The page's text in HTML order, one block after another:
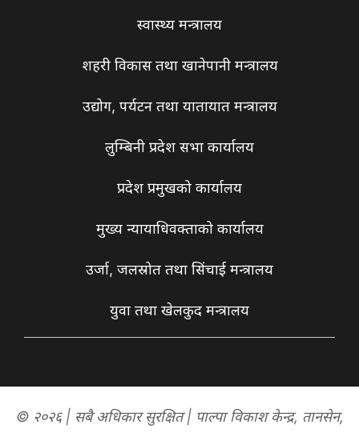
स्वास्थ्य मन्त्रालय
शहरी विकास तथा खानेपानी मन्त्रालय
उद्योग, पर्यटन तथा यातायात मन्त्रालय
लुम्बिनी प्रदेश सभा कार्यालय
प्रदेश प्रमुखको कार्यालय
मुख्य न्यायाधिवक्ताको कार्यालय
उर्जा, जलस्रोत तथा सिंचाई मन्त्रालय
युवा तथा खेलकुद मन्त्रालय
© २०२६ | सबै अधिकार सुरक्षित | पाल्पा विकाश केन्द्र, तानसेन,